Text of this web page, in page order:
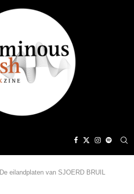
De eilandplaten van SJOERD BRUIL